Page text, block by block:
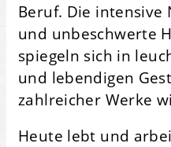
Beruf. Die intensive
und unbeschwerte
spiegeln sich in
und lebendigen
zahlreicher Werke
Heute lebt und